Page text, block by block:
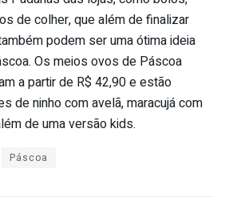
de colher, que além de finalizar
podem ser uma ótima ideia
Os meios ovos de Páscoa
a partir de R$ 42,90 e estão
de ninho com avelã, maracujá com
de uma versão kids.
Páscoa